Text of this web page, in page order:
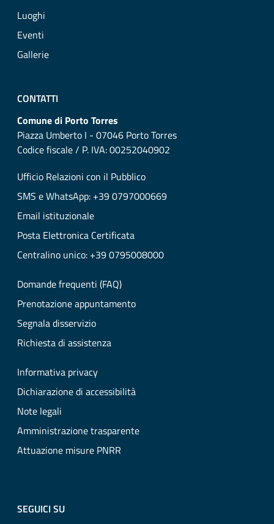
Luoghi
Eventi
Gallerie
CONTATTI
Comune di Porto Torres
Piazza Umberto I - 07046 Porto Torres
Codice fiscale / P. IVA: 00252040902
Ufficio Relazioni con il Pubblico
SMS e WhatsApp: +39 0797000669
Email istituzionale
Posta Elettronica Certificata
Centralino unico: +39 0795008000
Domande frequenti (FAQ)
Prenotazione appuntamento
Segnala disservizio
Richiesta di assistenza
Informativa privacy
Dichiarazione di accessibilità
Note legali
Amministrazione trasparente
Attuazione misure PNRR
SEGUICI SU